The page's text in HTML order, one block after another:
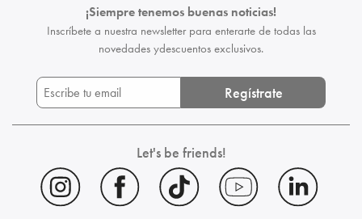
¡Siempre tenemos buenas noticias!
Inscríbete a nuestra newsletter para enterarte de todas las
novedades ydescuentos exclusivos.
Regístrate
Let's be friends!